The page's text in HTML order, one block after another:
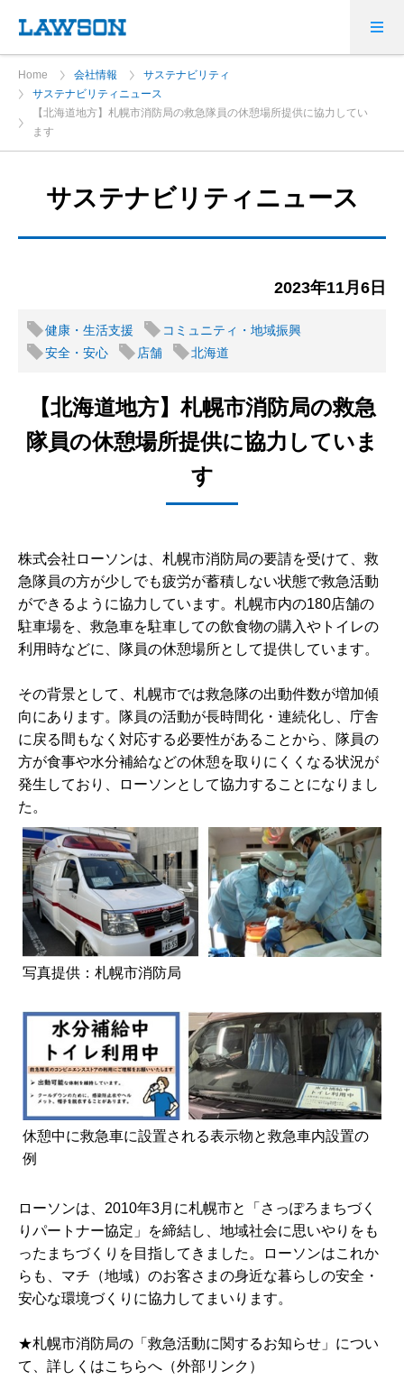
Home 会社情報
サステナビリティ
サステナビリティニュース
【北海道地方】札幌市消防局の救急隊員の休憩場所提供に協力してい
ます
サステナビリティニュース
2023年11月6日
健康・生活支援
コミュニティ・地域振興
安全・安心
店舗 北海道
【北海道地方】札幌市消防局の救急
隊員の休憩場所提供に協力していま
す
株式会社ローソンは、札幌市消防局の要請を受けて、救
急隊員の方が少しでも疲労が蓄積しない状態で救急活動
ができるように協力しています。札幌市内の180店舗の
駐車場を、救急車を駐車しての飲食物の購入やトイレの
利用時などに、隊員の休憩場所として提供しています。
その背景として、札幌市では救急隊の出動件数が増加傾
向にあります。隊員の活動が長時間化・連続化し、庁舎
に戻る間もなく対応する必要性があることから、隊員の
方が食事や水分補給などの休憩を取りにくくなる状況が
発生しており、ローソンとして協力することになりまし
た。
写真提供：札幌市消防局
休憩中に救急車に設置される表示物と救急車内設置の
例
ローソンは、2010年3月に札幌市と「さっぽろまちづく
りパートナー協定」を締結し、地域社会に思いやりをも
ったまちづくりを目指してきました。ローソンはこれか
らも、マチ（地域）のお客さまの身近な暮らしの安全・
安心な環境づくりに協力してまいります。
★札幌市消防局の「救急活動に関するお知らせ」につい
て、詳しくはこちらへ（外部リンク）